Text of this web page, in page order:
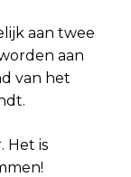
aan twee
aan
van het
Het is